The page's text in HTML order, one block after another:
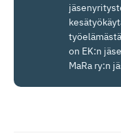
on EK:n
MaRa ry:n